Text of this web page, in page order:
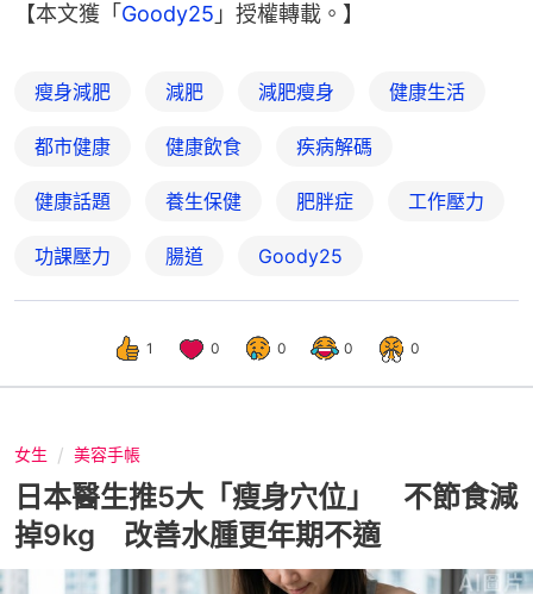
【本文獲「 Goody25 」授權轉載。】
瘦身減肥 減肥 減肥瘦身 健康生活
都市健康 健康飲食 疾病解碼
健康話題 養生保健 肥胖症 工作壓力
功課壓力 腸道 Goody25
1 0 0 0 0
女生 美容手帳
日本醫生推5大「瘦身穴位」 不節食減
掉9kg 改善水腫更年期不適